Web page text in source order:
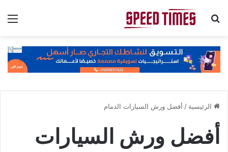
بحث عن
الرئيسية / أفضل ورش السيارات الدمام
أفضل ورش السيارات